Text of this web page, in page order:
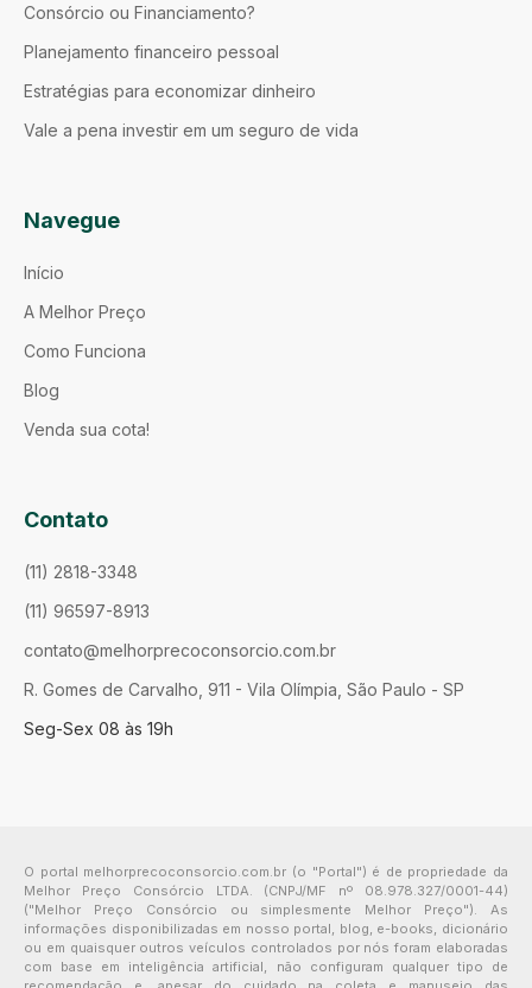
Consórcio ou Financiamento?
Planejamento financeiro pessoal
Estratégias para economizar dinheiro
Vale a pena investir em um seguro de vida
Navegue
Início
A Melhor Preço
Como Funciona
Blog
Venda sua cota!
Contato
(11) 2818-3348
(11) 96597-8913
contato@melhorprecoconsorcio.com.br
R. Gomes de Carvalho, 911 - Vila Olímpia, São Paulo - SP
Seg-Sex 08 às 19h
O portal melhorprecoconsorcio.com.br (o "Portal") é de propriedade da
Melhor Preço Consórcio LTDA. (CNPJ/MF nº 08.978.327/0001-44)
("Melhor Preço Consórcio ou simplesmente Melhor Preço"). As
informações disponibilizadas em nosso portal, blog, e-books, dicionário
ou em quaisquer outros veículos controlados por nós foram elaboradas
com base em inteligência artificial, não configuram qualquer tipo de